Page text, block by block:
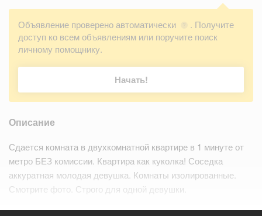
Объявление проверено автоматически ?
. Получите
доступ ко всем объявлениям или поручите поиск
личному помощнику.
Начать!
Описание
Сдается комната в двухкомнатной квартире в 1 минуте от
метро БЕЗ комиссии. Квартира как куколка! Соседка
аккуратная молодая девушка. Комнаты изолированные.
Смотрите фото. Строго для одной девушки.